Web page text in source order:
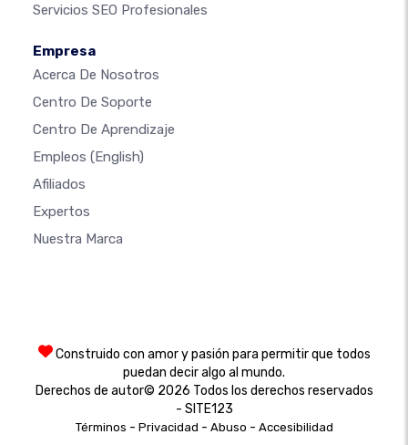
Servicios SEO Profesionales
Empresa
Acerca De Nosotros
Centro De Soporte
Centro De Aprendizaje
Empleos (English)
Afiliados
Expertos
Nuestra Marca
Construido con amor y pasión para permitir que todos
puedan decir algo al mundo.
Derechos de autor© 2026 Todos los derechos reservados
- SITE123
Términos - Privacidad - Abuso - Accesibilidad